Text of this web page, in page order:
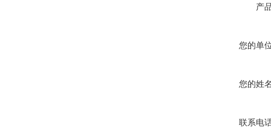
产
您的单
您的姓
联系电